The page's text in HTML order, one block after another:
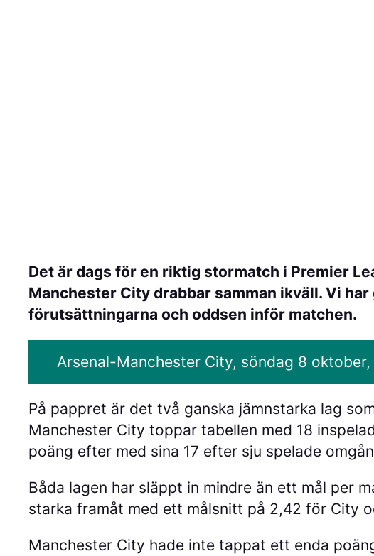
Det är dags för en riktig stormatch i Premier
Manchester City drabbar samman ikväll. Vi
förutsättningarna och oddsen inför matchen.
Arsenal-Manchester City, söndag 8 oktober,
På pappret är det två ganska jämnstarka lag
Manchester City toppar tabellen med 18
poäng efter med sina 17 efter sju spelade
Båda lagen har släppt in mindre än ett mål per
starka framåt med ett målsnitt på 2,42 för City
Manchester City hade inte tappat ett enda